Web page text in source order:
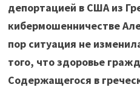
депортацией в США из
кибермошенничестве
пор ситуация не
того, что здоровье
Содержащегося в